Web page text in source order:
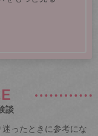
談
ったときに参考にな